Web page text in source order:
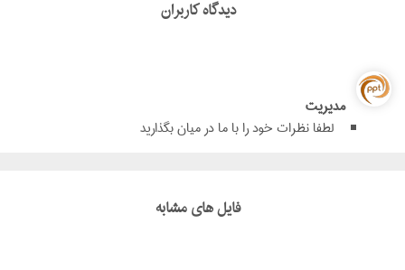
دیدگاه کاربران
مدیریت
لطفا نظرات خود را با ما در میان بگذارید
فایل های مشابه